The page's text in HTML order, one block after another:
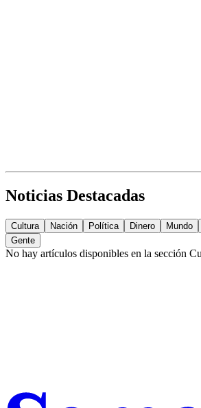
Noticias Destacadas
Cultura Nación Política Dinero Mundo
Gente
No hay artículos disponibles en la sección